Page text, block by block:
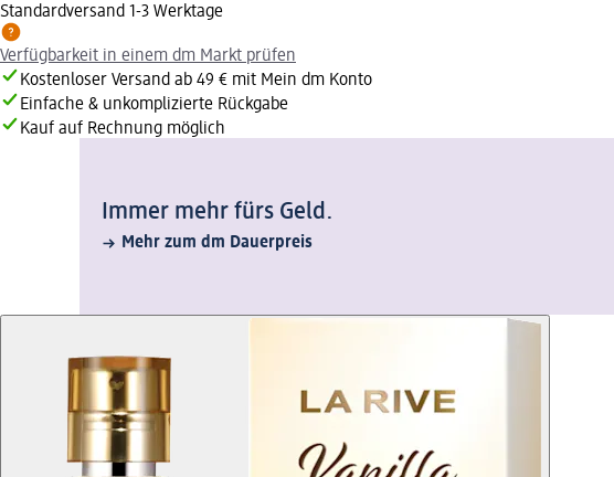
Standardversand 1-3 Werktage
Verfügbarkeit in einem dm Markt prüfen
Kostenloser Versand ab 49 € mit Mein dm Konto
Einfache & unkomplizierte Rückgabe
Kauf auf Rechnung möglich
Immer mehr fürs Geld.
Mehr zum dm Dauerpreis